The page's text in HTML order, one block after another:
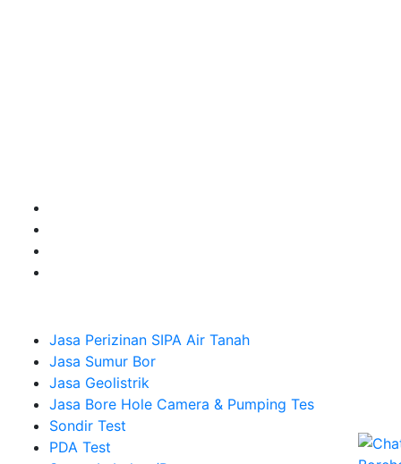
Jasa Perizinan SIPA Air Tanah
Jasa Sumur Bor
Jasa Geolistrik
Jasa Bore Hole Camera & Pumping Tes
Sondir Test
PDA Test